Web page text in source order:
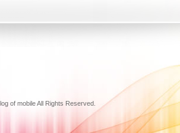
of mobile All Rights Reserved.